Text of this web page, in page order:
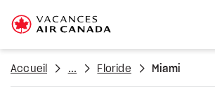
Accueil ... Floride Miami